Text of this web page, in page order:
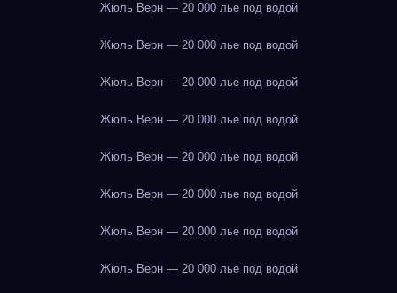
Жюль Верн — 20 000 лье под водой
Жюль Верн — 20 000 лье под водой
Жюль Верн — 20 000 лье под водой
Жюль Верн — 20 000 лье под водой
Жюль Верн — 20 000 лье под водой
Жюль Верн — 20 000 лье под водой
Жюль Верн — 20 000 лье под водой
Жюль Верн — 20 000 лье под водой